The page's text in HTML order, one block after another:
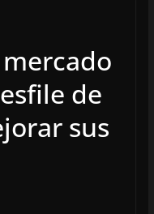
de
sus